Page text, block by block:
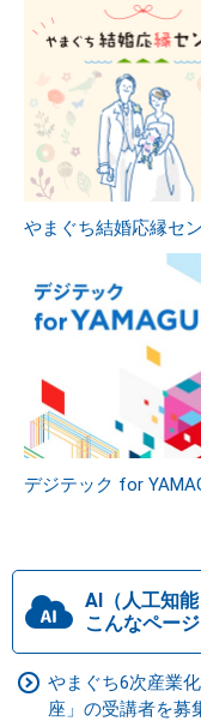
やまぐち結婚応縁セ
デジテック for
AI（人工知
こんなペー
やまぐち6次産業
座」の受講者を募